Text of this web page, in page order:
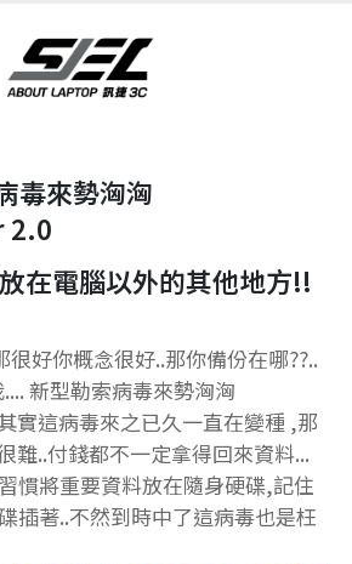
毒來勢洶洶
2.0
在電腦以外的其他地方!!
好你概念很好..那你備份在哪??..
新型勒索病毒來勢洶洶
實這病毒來之已久一直在變種 ,那
難..付錢都不一定拿得回來資料...
慣將重要資料放在隨身硬碟,記住
插著..不然到時中了這病毒也是枉